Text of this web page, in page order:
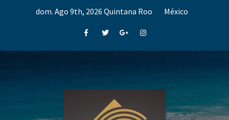
dom. Ago 9th, 2026 Quintana Roo México
FacebookTwitterGoogle+Instagram